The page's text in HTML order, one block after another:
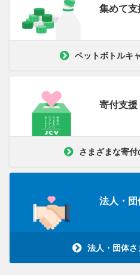
集めて支
ペットボトルキ
寄付支援
さまざまな寄
法人・団
法人・団体